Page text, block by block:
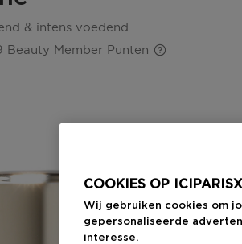
& intens voedend
Beauty Member Punten
COOKIES OP
Wij gebruiken cookies om
gepersonaliseerde
interesse.